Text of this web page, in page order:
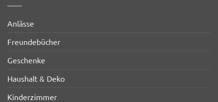
Anlässe
Freundebücher
Geschenke
Haushalt & Deko
Kinderzimmer